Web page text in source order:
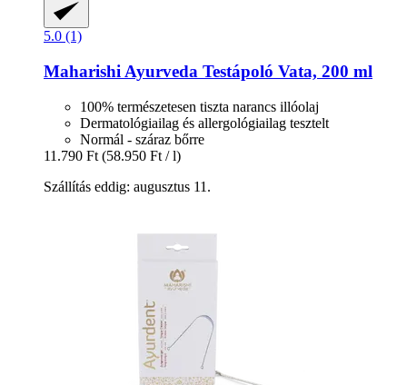
5.0 (1)
Maharishi Ayurveda Testápoló Vata, 200 ml
100% természetesen tiszta narancs illóolaj
Dermatológiailag és allergológiailag tesztelt
Normál - száraz bőrre
11.790 Ft (58.950 Ft / l)
Szállítás eddig: augusztus 11.